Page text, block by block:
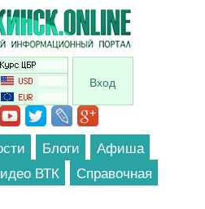
Вход
Блоги
Афиша
ВТК Справочная